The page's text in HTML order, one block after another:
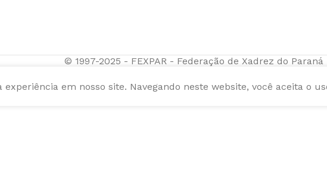
© 1997-2025 - FEXPAR - Federação de Xadrez do Paraná
em nosso site. Navegando neste website, você aceita o